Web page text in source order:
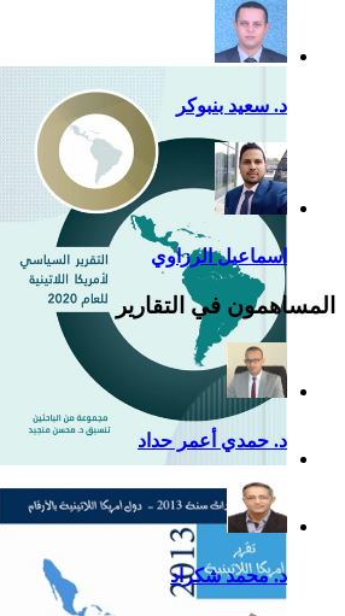
للصين في أمريكا اللاتينية
التقرير السياسي لأمريكا
اللاتينية للعام 2020
د. سعيد بنبوكر
اسماعيل الرزاوي
المساهمون في التقارير
د. حمدي أعمر حداد
د. محمد شكراد